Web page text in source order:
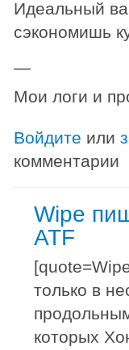
Идеальный
сэкономишь
—
Мои логи и
Войдите или
комментарии
Wipe
ATF
только в
которых